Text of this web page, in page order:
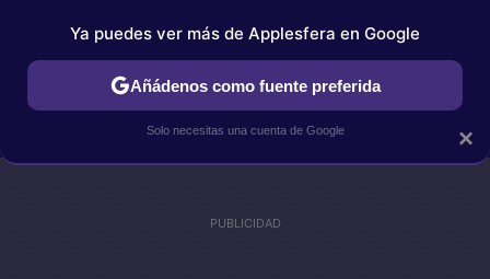
IPHONE TUTORIALES APPLESFERA SELECCIÓN
×
Ya puedes ver más de Applesfera en Google
Añádenos como fuente preferida
Solo necesitas una cuenta de Google